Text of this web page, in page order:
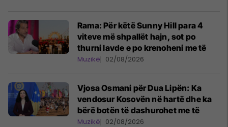
Rama: Për këtë Sunny Hill para 4
viteve më shpallët hajn, sot po
thurni lavde e po krenoheni me të
Muzikë 02/08/2026
Vjosa Osmani për Dua Lipën: Ka
vendosur Kosovën në hartë dhe ka
bërë botën të dashurohet me të
Muzikë 02/08/2026